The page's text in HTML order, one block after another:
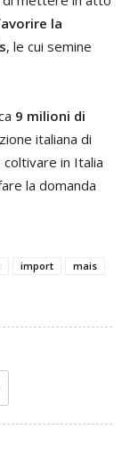
la
, le cui semine
9 milioni di
italiana di
in Italia
la domanda
import
mais